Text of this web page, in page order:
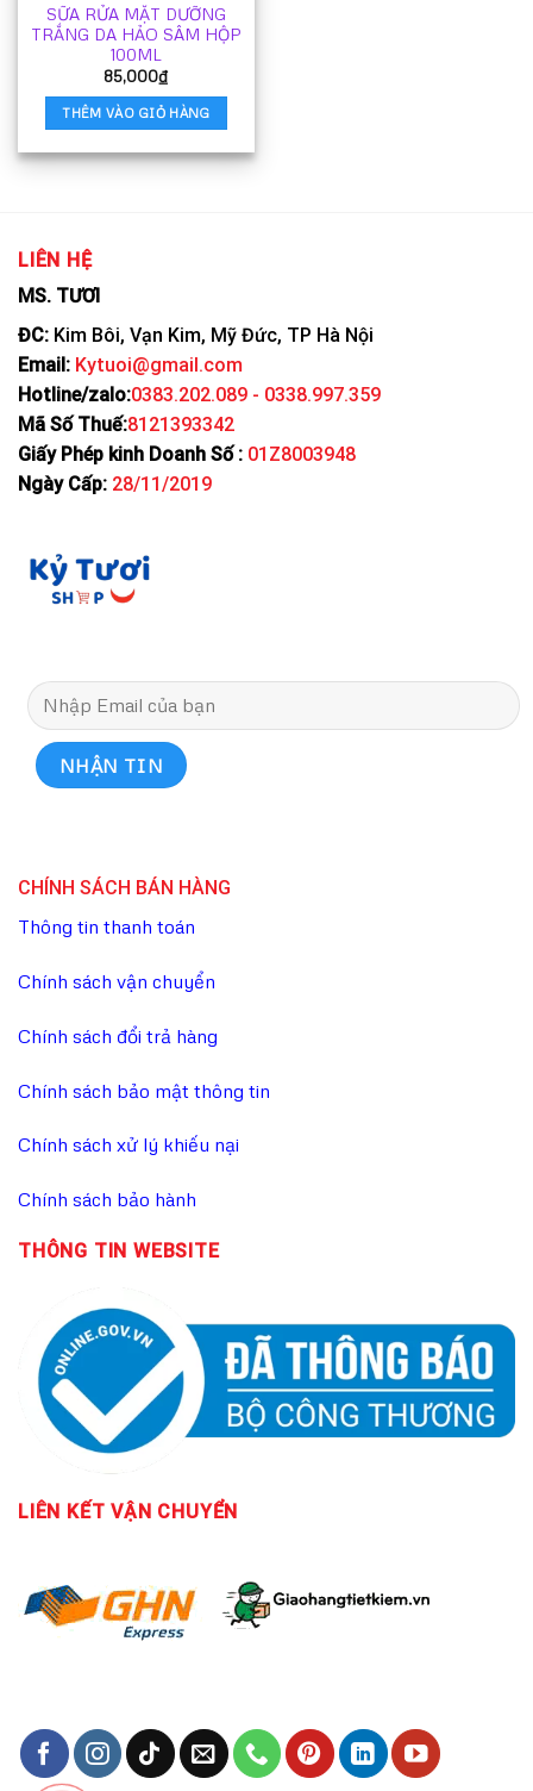
chọn
trên
trang
sản
phẩm
SỮA RỬA MẶT DƯỠNG
TRẮNG DA HẢO SÂM HỘP
100ML
85,000₫
THÊM VÀO GIỎ HÀNG
LIÊN HỆ
MS. TƯƠI
ĐC: Kim Bôi, Vạn Kim, Mỹ Đức, TP Hà Nội
Email: Kytuoi@gmail.com
Hotline/zalo:0383.202.089 - 0338.997.359
Mã Số Thuế:8121393342
Giấy Phép kinh Doanh Số : 01Z8003948
Ngày Cấp: 28/11/2019
CHÍNH SÁCH BÁN HÀNG
Thông tin thanh toán
Chính sách vận chuyển
Chính sách đổi trả hàng
Chính sách bảo mật thông tin
Chính sách xử lý khiếu nại
Chính sách bảo hành
THÔNG TIN WEBSITE
LIÊN KẾTVẬN CHUYỂN